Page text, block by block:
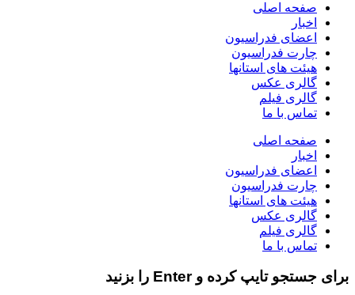
صفحه اصلی
اخبار
اعضای فدراسیون
چارت فدراسیون
هیئت های استانها
گالری عکس
گالری فیلم
تماس با ما
صفحه اصلی
اخبار
اعضای فدراسیون
چارت فدراسیون
هیئت های استانها
گالری عکس
گالری فیلم
تماس با ما
برای جستجو تایپ کرده و Enter را بزنید